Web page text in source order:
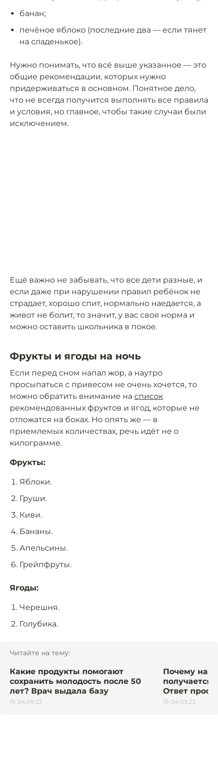
банан;
печёное яблоко (последние два — если тянет
на сладенькое).
Нужно понимать, что всё выше указанное — это
общие рекомендации, которых нужно
придерживаться в основном. Понятное дело,
что не всегда получится выполнять все правила
и условия, но главное, чтобы такие случаи были
исключением.
Ещё важно не забывать, что все дети разные, и
если даже при нарушении правил ребёнок не
страдает, хорошо спит, нормально наедается, а
живот не болит, то значит, у вас своя норма и
можно оставить школьника в покое.
Фрукты и ягоды на ночь
Если перед сном напал жор, а наутро
просыпаться с привесом не очень хочется, то
можно обратить внимание на список
рекомендованных фруктов и ягод, которые не
отложатся на боках. Но опять же — в
приемлемых количествах, речь идёт не о
килограмме.
Фрукты:
Яблоки.
Груши.
Киви.
Бананы.
Апельсины.
Грейпфруты.
Ягоды:
Черешня.
Голубика.
Читайте на тему:
Какие продукты помогают
сохранить молодость после 50
лет? Врач выдала базу
04.09.23
Почему на
получается
Ответ
04.09.23